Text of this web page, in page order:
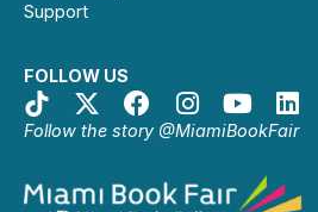
Support
FOLLOW US
Follow the story @MiamiBookFair